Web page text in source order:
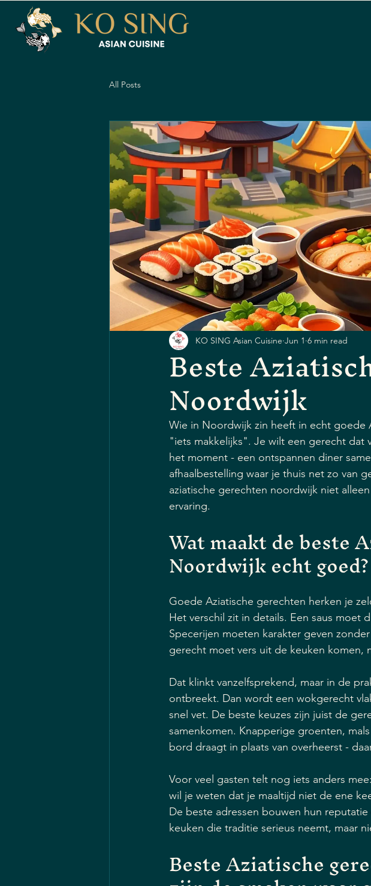
All Posts
Beste
Noordwijk
KO SING Asian Cuisine Jun 1 6 min read
Wie in Noordwijk zin heeft in echt goede
"iets makkelijks". Je wilt een gerecht dat
het moment - een ontspannen diner
afhaalbestelling waar je thuis net zo van
aziatische gerechten noordwijk niet
ervaring.
Wat maakt de beste
Noordwijk echt goed?
Goede Aziatische gerechten herken je
Het verschil zit in details. Een saus moet
Specerijen moeten karakter geven
gerecht moet vers uit de keuken komen,
Dat klinkt vanzelfsprekend, maar in de
ontbreekt. Dan wordt een wokgerecht
snel vet. De beste keuzes zijn juist de
samenkomen. Knapperige groenten,
bord draagt in plaats van overheerst -
Voor veel gasten telt nog iets anders
wil je weten dat je maaltijd niet de ene
De beste adressen bouwen hun
keuken die traditie serieus neemt, maar
Beste Aziatische